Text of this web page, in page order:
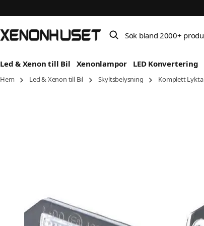
Sök bland 2000+ produkter…
Led & Xenon till Bil Xenonlampor LED Konvertering
Hem Led & Xenon till Bil Skyltsbelysning Komplett Lykta